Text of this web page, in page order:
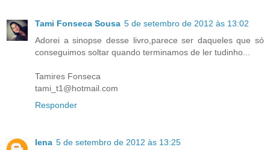
Tami Fonseca Sousa 5 de setembro de 2012 às 13:02
Adorei a sinopse desse livro,parece ser daqueles que só
conseguimos soltar quando terminamos de ler tudinho...
Tamires Fonseca
tami_t1@hotmail.com
Responder
lena 5 de setembro de 2012 às 13:25